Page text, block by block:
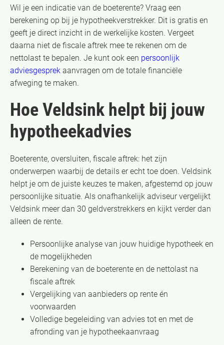
Wil je een indicatie van de boeterente? Vraag een
berekening op bij je hypotheekverstrekker. Dit is gratis en
geeft je direct inzicht in de werkelijke kosten. Vergeet
daarna niet de fiscale aftrek mee te rekenen om de
nettolast te bepalen. Je kunt ook een persoonlijk
adviesgesprek aanvragen om de totale financiële
afweging te maken.
Hoe Veldsink helpt bij jouw
hypotheekadvies
Boeterente, oversluiten, fiscale aftrek: het zijn
onderwerpen waarbij de details er echt toe doen. Veldsink
helpt je om de juiste keuzes te maken, afgestemd op jouw
persoonlijke situatie. Als onafhankelijk adviseur vergelijkt
Veldsink meer dan 30 geldverstrekkers en kijkt verder dan
alleen de rente.
Persoonlijke analyse van jouw huidige hypotheek en
de mogelijkheden
Berekening van de boeterente en de nettolast na
fiscale aftrek
Vergelijking van aanbieders op rente én
voorwaarden
Volledige begeleiding van advies tot en met de
afronding van je hypotheekaanvraag